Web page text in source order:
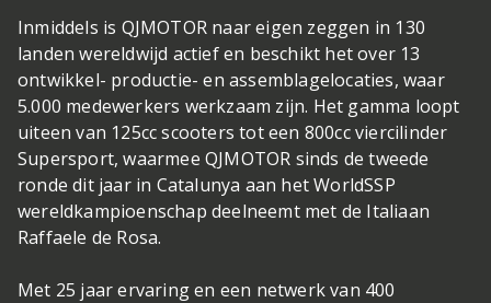
Inmiddels is QJMOTOR naar eigen zeggen in 130
landen wereldwijd actief en beschikt het over 13
ontwikkel- productie- en assemblagelocaties, waar
5.000 medewerkers werkzaam zijn. Het gamma loopt
uiteen van 125cc scooters tot een 800cc viercilinder
Supersport, waarmee QJMOTOR sinds de tweede
ronde dit jaar in Catalunya aan het WorldSSP
wereldkampioenschap deelneemt met de Italiaan
Raffaele de Rosa.
Met 25 jaar ervaring en een netwerk van 400